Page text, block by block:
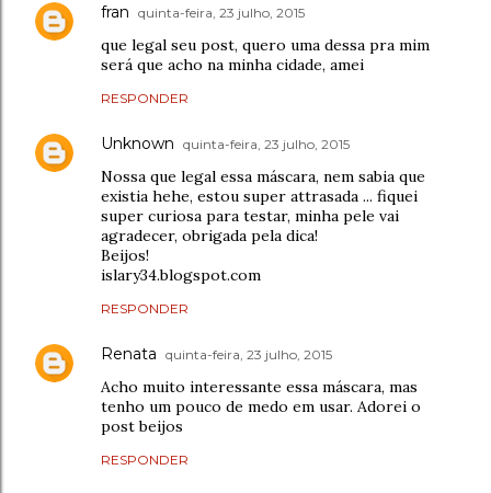
fran quinta-feira, 23 julho, 2015
que legal seu post, quero uma dessa pra mim
será que acho na minha cidade, amei
RESPONDER
Unknown quinta-feira, 23 julho, 2015
Nossa que legal essa máscara, nem sabia que
existia hehe, estou super attrasada ... fiquei
super curiosa para testar, minha pele vai
agradecer, obrigada pela dica!
Beijos!
islary34.blogspot.com
RESPONDER
Renata quinta-feira, 23 julho, 2015
Acho muito interessante essa máscara, mas
tenho um pouco de medo em usar. Adorei o
post beijos
RESPONDER